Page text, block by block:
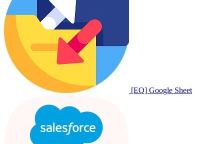
[EQ] Google Sheet